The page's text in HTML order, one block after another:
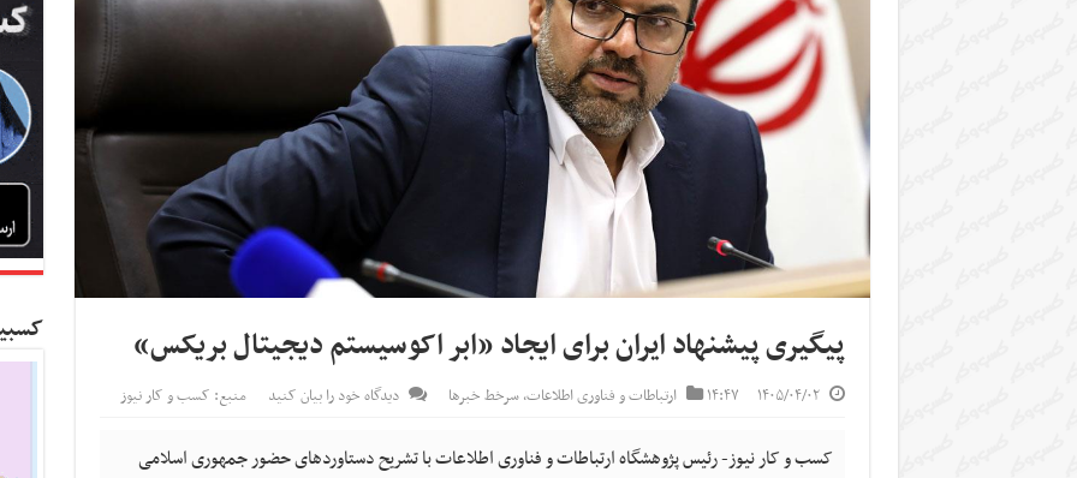
پیگیری پیشنهاد ایران برای ایجاد «ابر اکوسیستم دیجیتال بریکس»
۱۴۰۵/۰۴/۰۲ ۱۴:۴۷ ارتباطات و فناوری اطلاعات,سرخط خبرها دیدگاه خود را بیان کنید منبع: کسب و کار نیوز
کسب و کار نیوز- رئیس پژوهشگاه ارتباطات و فناوری اطلاعات با تشریح دستاوردهای حضور جمهوری اسلامی